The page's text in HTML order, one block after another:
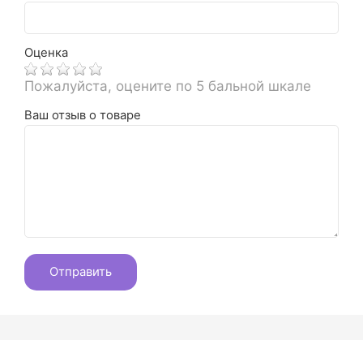
Оценка
Пожалуйста, оцените по 5 бальной шкале
Ваш отзыв о товаре